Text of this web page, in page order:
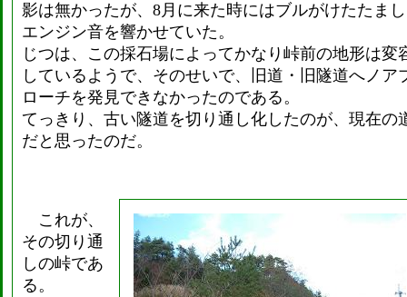
影は無かったが、8月に来た時にはブルがけたたま
エンジン音を響かせていた。
じつは、この採石場によってかなり峠前の地形は変
しているようで、そのせいで、旧道・旧隧道へノア
ローチを発見できなかったのである。
てっきり、古い隧道を切り通し化したのが、現在の
だと思ったのだ。
これが、
その切り通
しの峠であ
る。